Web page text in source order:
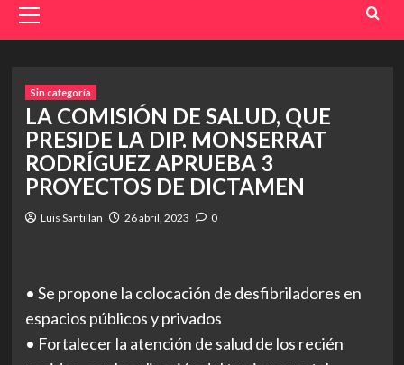
Menu
Sin categoría
LA COMISIÓN DE SALUD, QUE
PRESIDE LA DIP. MONSERRAT
RODRÍGUEZ APRUEBA 3
PROYECTOS DE DICTAMEN
Luis Santillan 26 abril, 2023 0
• Se propone la colocación de desfibriladores en
espacios públicos y privados
• Fortalecer la atención de salud de los recién